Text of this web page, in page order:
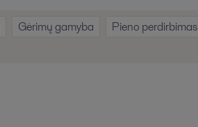
Gėrimų gamyba
Pieno perdirbimas